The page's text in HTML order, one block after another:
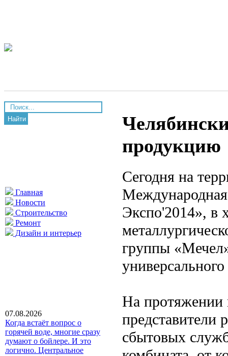
Найти
Главная
Новости
Строительство
Ремонт
Дизайн и интерьер
07.08.2026
Когда встаёт вопрос о
горячей воде, многие сразу
думают о бойлере. И это
логично. Центральное
продукцию
Сегодня на
Экспо'2014», в
группы
На протяжении
представители
сбытовых